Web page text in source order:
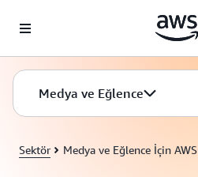
Medya ve Eğlence
Sektör Medya ve Eğlence İçin AWS